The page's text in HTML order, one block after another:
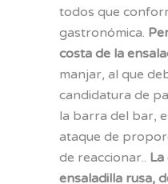
todos que
gastronómica.
costa de la
manjar, al que
candidatura de
la barra del bar,
ataque de
de reaccionar.. La
ensaladilla rusa,